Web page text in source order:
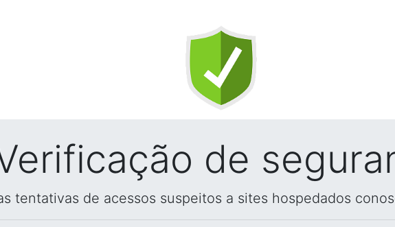
de
tentativas de acessos suspeitos a sites hospedados